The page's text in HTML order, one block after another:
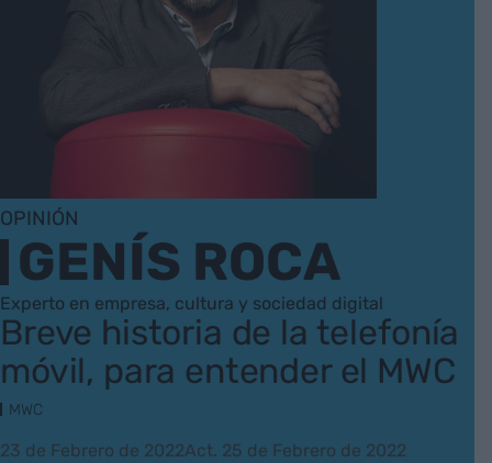
OPINIÓN
GENÍS ROCA
Experto en empresa, cultura y sociedad digital
Breve historia de la telefonía
móvil, para entender el MWC
MWC
23 de Febrero de 2022Act. 25 de Febrero de 2022